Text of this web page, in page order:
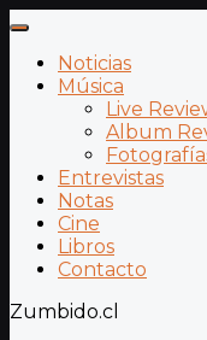
Noticias
Música
Live
Album
Entrevistas
Notas
Cine
Libros
Contacto
Zumbido.cl